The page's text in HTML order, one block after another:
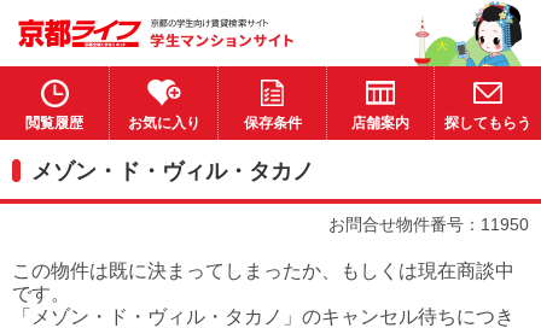
閲覧履歴 お気に入り 保存条件 店舗案内 探してもらう
メゾン・ド・ヴィル・タカノ
お問合せ物件番号：11950
この物件は既に決まってしまったか、もしくは現在商談中
です。
「メゾン・ド・ヴィル・タカノ」のキャンセル待ちにつき